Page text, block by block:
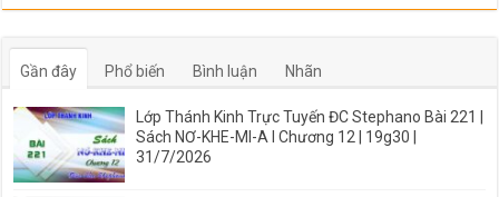
Gần đây Phổ biến Bình luận Nhãn
Lớp Thánh Kinh Trực Tuyến ĐC Stephano Bài 221 |
Sách NƠ-KHE-MI-A I Chương 12 | 19g30 |
31/7/2026